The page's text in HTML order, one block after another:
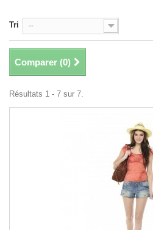
Tri --
Comparer (0)
Résultats 1 - 7 sur 7.